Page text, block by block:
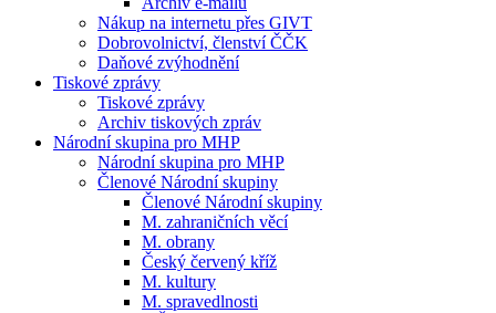
Nákup na internetu přes GIVT
Dobrovolnictví, členství ČČK
Daňové zvýhodnění
Tiskové zprávy
Tiskové zprávy
Archiv tiskových zpráv
Národní skupina pro MHP
Národní skupina pro MHP
Členové Národní skupiny
Členové Národní skupiny
M. zahraničních věcí
M. obrany
Český červený kříž
M. kultury
M. spravedlnosti